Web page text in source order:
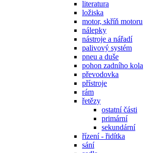
literatura
ložiska
motor, skříň motoru
nálepky
nástroje a nářadí
palivový systém
pneu a duše
pohon zadního kola
převodovka
přístroje
rám
řetězy
ostatní části
primární
sekundární
řízení - řidítka
sání